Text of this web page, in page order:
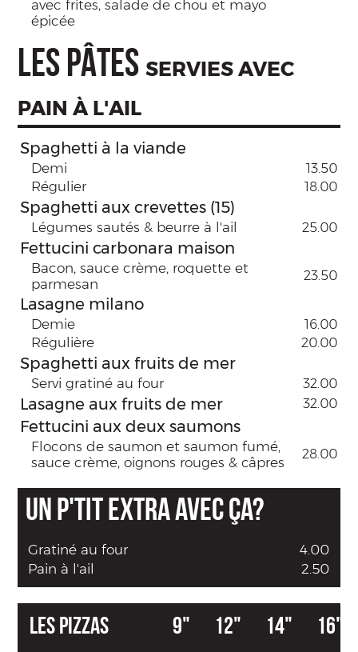
avec frites, salade de chou et mayo
épicée
LES PÂTESSERVIES AVEC
PAIN À L'AIL
Spaghetti à la viande
Demi 13.50
Régulier 18.00
Spaghetti aux crevettes (15)
Légumes sautés & beurre à l'ail 25.00
Fettucini carbonara maison
Bacon, sauce crème, roquette et
parmesan
23.50
Lasagne milano
Demie 16.00
Régulière 20.00
Spaghetti aux fruits de mer
Servi gratiné au four 32.00
Lasagne aux fruits de mer 32.00
Fettucini aux deux saumons
Flocons de saumon et saumon fumé,
sauce crème, oignons rouges & câpres
28.00
UN P'TIT EXTRA AVEC ÇA?
Gratiné au four
4.00
Pain à l'ail
2.50
Les pizzas 9" 12" 14" 16"